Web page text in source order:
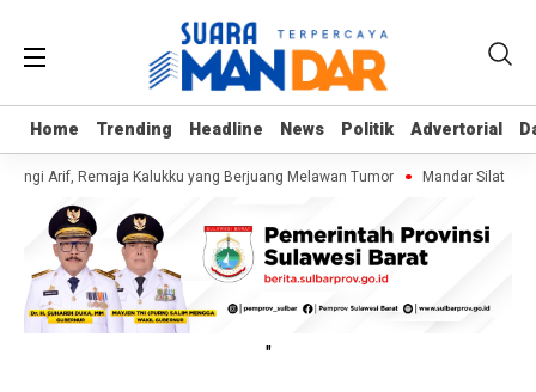
Home Trending Headline News Politik Advertorial
Home Trending Headline News Politik Advertorial
Arif, Remaja Kalukku yang Berjuang Melawan Tumor Mandar Silat
"